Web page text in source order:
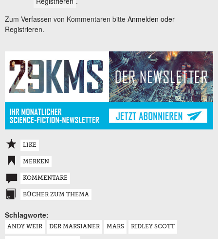
Zum Verfassen von Kommentaren bitte Anmelden oder
Registrieren.
LIKE
MERKEN
KOMMENTARE
BÜCHER ZUM THEMA
Schlagworte:
ANDY WEIR DER MARSIANER MARS RIDLEY SCOTT